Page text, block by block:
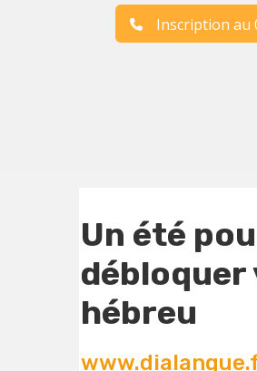
Inscription au
Un été
débloquer
hébreu